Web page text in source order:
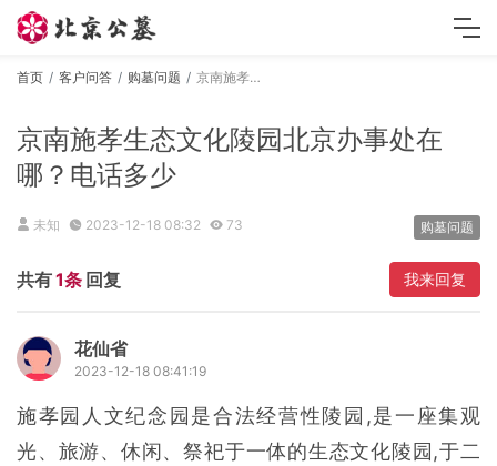
首页 客户问答 购墓问题 京南施孝生态文化陵园北京办事处在哪？电话多少
京南施孝生态文化陵园北京办事处在
哪？电话多少
未知 2023-12-18 08:32 73 购墓问题
共有1条 回复 我来回复
花仙省
2023-12-18 08:41:19
施孝园人文纪念园是合法经营性陵园,是一座集观
光、旅游、休闲、祭祀于一体的生态文化陵园,于二